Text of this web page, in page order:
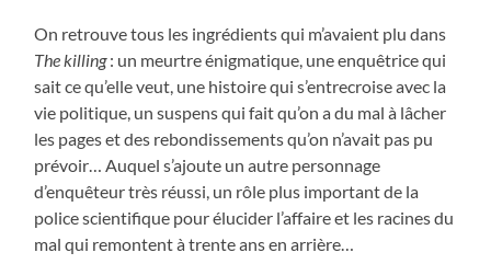
On retrouve tous les ingrédients qui m’avaient plu dans
The killing: un meurtre énigmatique, une enquêtrice qui
sait ce qu’elle veut, une histoire qui s’entrecroise avec la
vie politique, un suspens qui fait qu’on a du mal à lâcher
les pages et des rebondissements qu’on n’avait pas pu
prévoir… Auquel s’ajoute un autre personnage
d’enquêteur très réussi, un rôle plus important de la
police scientifique pour élucider l’affaire et les racines du
mal qui remontent à trente ans en arrière…